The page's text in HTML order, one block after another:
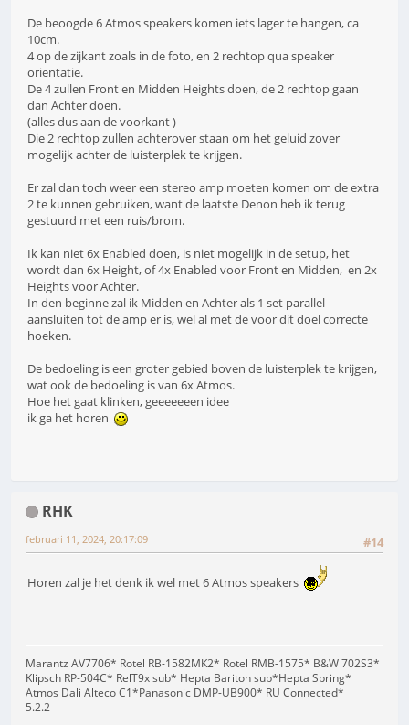
De beoogde 6 Atmos speakers komen iets lager te hangen, ca
10cm.
4 op de zijkant zoals in de foto, en 2 rechtop qua speaker
oriëntatie.
De 4 zullen Front en Midden Heights doen, de 2 rechtop gaan
dan Achter doen.
(alles dus aan de voorkant )
Die 2 rechtop zullen achterover staan om het geluid zover
mogelijk achter de luisterplek te krijgen.
Er zal dan toch weer een stereo amp moeten komen om de extra
2 te kunnen gebruiken, want de laatste Denon heb ik terug
gestuurd met een ruis/brom.
Ik kan niet 6x Enabled doen, is niet mogelijk in de setup, het
wordt dan 6x Height, of 4x Enabled voor Front en Midden, en 2x
Heights voor Achter.
In den beginne zal ik Midden en Achter als 1 set parallel
aansluiten tot de amp er is, wel al met de voor dit doel correcte
hoeken.
De bedoeling is een groter gebied boven de luisterplek te krijgen,
wat ook de bedoeling is van 6x Atmos.
Hoe het gaat klinken, geeeeeeen idee
ik ga het horen
RHK
#14
februari 11, 2024, 20:17:09
Horen zal je het denk ik wel met 6 Atmos speakers
Marantz AV7706* Rotel RB-1582MK2* Rotel RMB-1575* B&W 702S3*
Klipsch RP-504C* RelT9x sub* Hepta Bariton sub*Hepta Spring*
Atmos Dali Alteco C1*Panasonic DMP-UB900* RU Connected*
5.2.2